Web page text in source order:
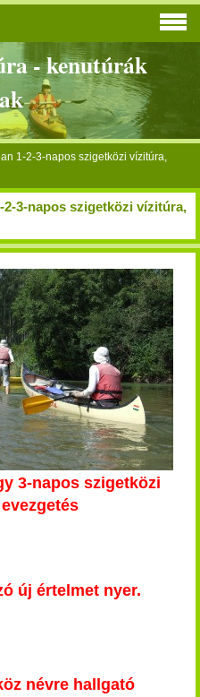
- kenutúrák
1-2-3-napos szigetközi vízitúra,
2-3-napos szigetközi vízitúra,
3-napos szigetközi
új értelmet nyer.
névre hallgató